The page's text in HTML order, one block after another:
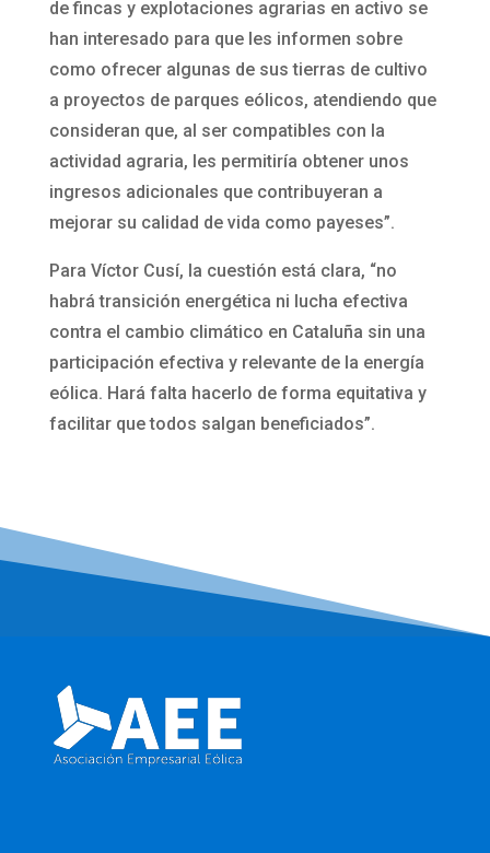
de fincas y explotaciones agrarias en activo se
han interesado para que les informen sobre
como ofrecer algunas de sus tierras de cultivo
a proyectos de parques eólicos, atendiendo que
consideran que, al ser compatibles con la
actividad agraria, les permitiría obtener unos
ingresos adicionales que contribuyeran a
mejorar su calidad de vida como payeses”.
Para Víctor Cusí, la cuestión está clara, “no
habrá transición energética ni lucha efectiva
contra el cambio climático en Cataluña sin una
participación efectiva y relevante de la energía
eólica. Hará falta hacerlo de forma equitativa y
facilitar que todos salgan beneficiados”.